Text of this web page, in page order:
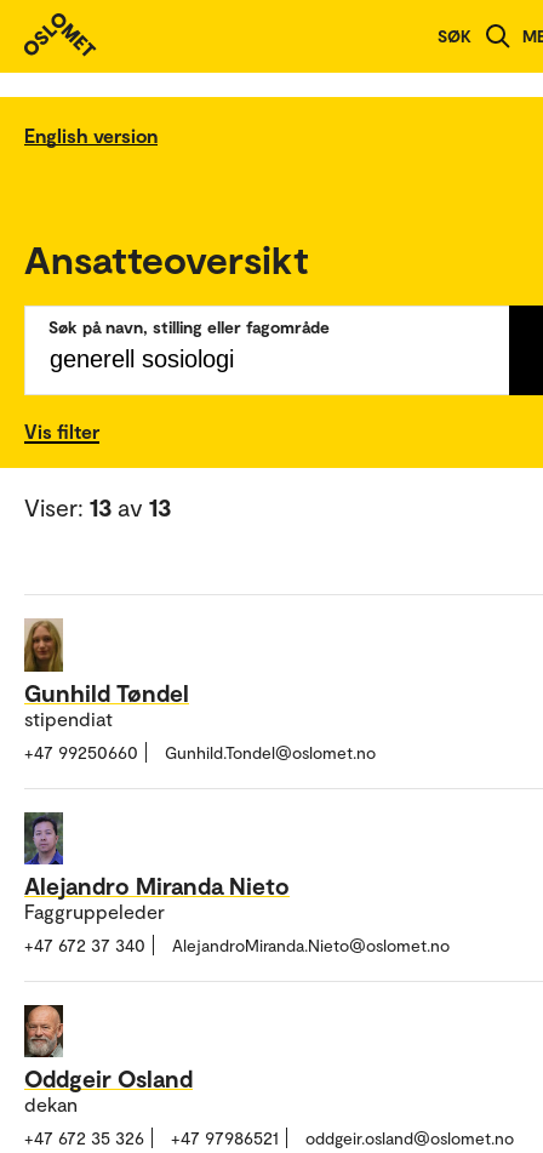
SØK
English version
Ansatteoversikt
Søk på navn, stilling eller fagområde
Vis filter
Viser: 13 av 13
Gunhild Tøndel
stipendiat
+47 99250660 Gunhild.Tondel@oslomet.no
Alejandro Miranda Nieto
Faggruppeleder
+47 672 37 340 AlejandroMiranda.Nieto@oslomet.no
Oddgeir Osland
dekan
+47 672 35 326 +47 97986521 oddgeir.osland@oslomet.no